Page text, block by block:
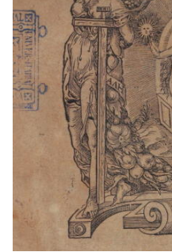
1520 - 1546